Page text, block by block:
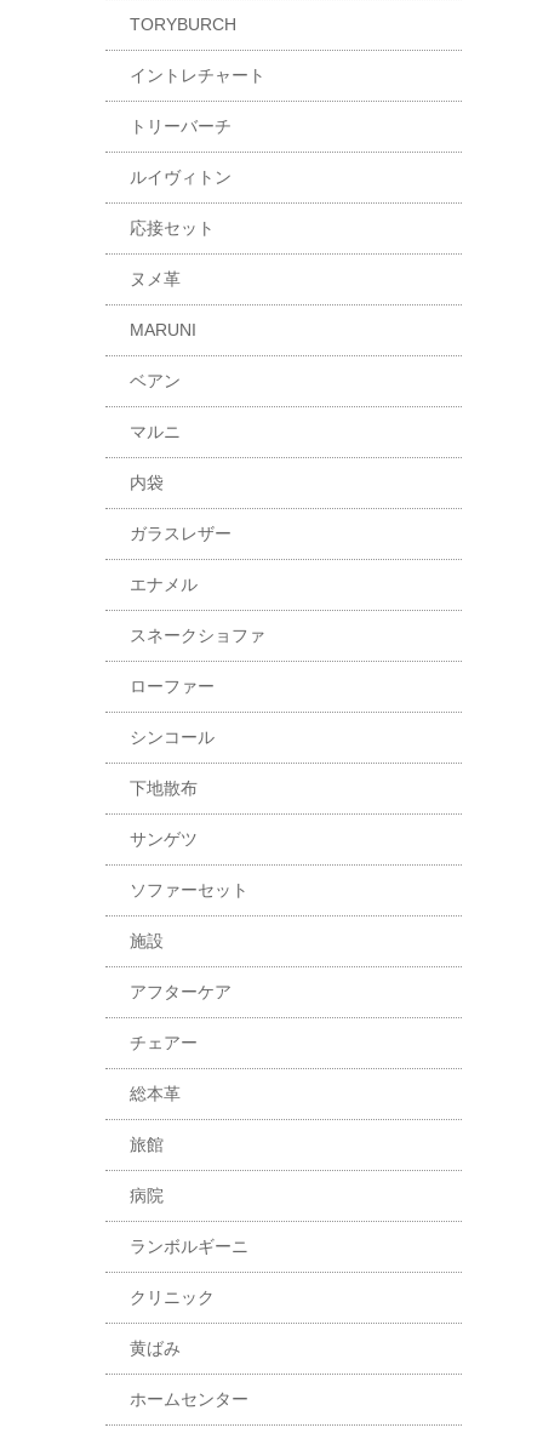
TORYBURCH
イントレチャート
トリーバーチ
ルイヴィトン
応接セット
ヌメ革
MARUNI
ベアン
マルニ
内袋
ガラスレザー
エナメル
スネークショファ
ローファー
シンコール
下地散布
サンゲツ
ソファーセット
施設
アフターケア
チェアー
総本革
旅館
病院
ランボルギーニ
クリニック
黄ばみ
ホームセンター